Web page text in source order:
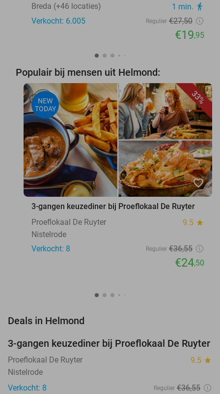
Breda (+46 locaties) 1 min. directions_walk
Verkocht: 6.005 Regulier €27,50
€19,95
Populair bij mensen uit Helmond:
33%
NEW
TODAY
favorite_border
3-gangen keuzediner bij Proeflokaal De Ruyter
Proeflokaal De Ruyter
9.5 star
Nistelrode
Verkocht: 8
Regulier €36,55
€24,50
Deals in Helmond
33%
NEW
TODAY
3-gangen keuzediner bij Proeflokaal De Ruyter
Proeflokaal De Ruyter 9.5 star
Nistelrode
Verkocht: 8
Regulier €36,55